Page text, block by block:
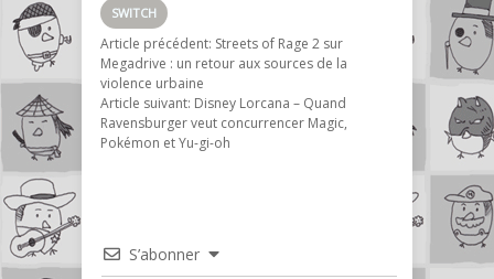
SWITCH
Article précédent: Streets of Rage 2 sur
Megadrive : un retour aux sources de la
violence urbaine
Article suivant: Disney Lorcana – Quand
Ravensburger veut concurrencer Magic,
Pokémon et Yu-gi-oh
S’abonner